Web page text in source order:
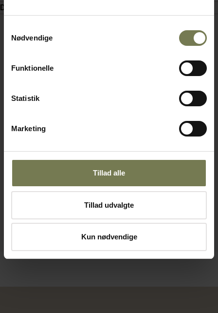
Nødvendige
Funktionelle
Statistik
Marketing
Tillad alle
Tillad udvalgte
Kun nødvendige
Dokumenter